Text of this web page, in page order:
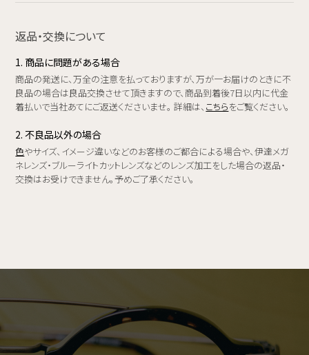
返品・交換について
1. 商品に問題がある場合
商品の発送に、万全の注意を払っておりますが、万が一お届けのときに不
良品の場合は良品交換させて頂きますので、商品到着後7日以内に代金
着払いで当社あてにご返送くださいませ。 詳細は、 こちらをご覧ください。
2. 不良品以外の場合
色やサイズ、イメージ違いなどのお客様のご都合による場合や、伊達メガ
ネレンズ・ブルーライトカットレンズなどのレンズ加工をした場合の返品・
交換はお受けできません。予めご了承ください。